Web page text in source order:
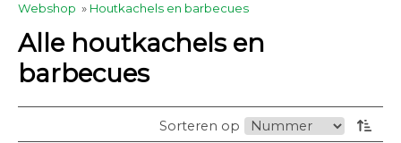
Webshop » Houtkachels en barbecues
Alle houtkachels en
barbecues
Sorteren op